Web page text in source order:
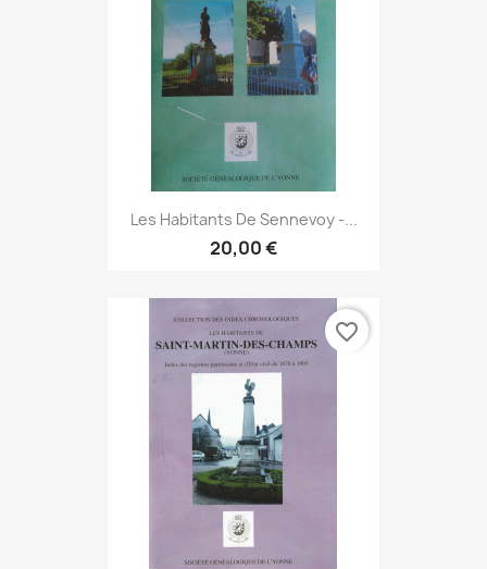
Les Habitants De Sennevoy -...
20,00 €
favorite_border